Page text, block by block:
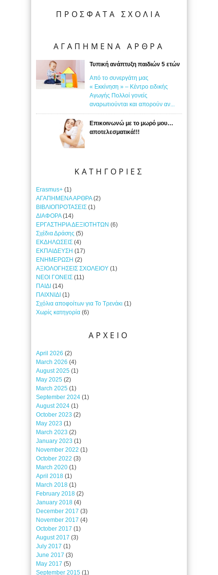
ΠΡΟΣΦΑΤΑ ΣΧΟΛΙΑ
ΑΓΑΠΗΜΕΝΑ ΑΡΘΡΑ
Τυπική ανάπτυξη παιδιών 5 ετών
Από το συνεργάτη μας
« Εκκίνηση » – Κέντρο ειδικής
Αγωγής Πολλοί γονείς
αναρωτιούνται και απορούν αν...
Επικοινωνώ με το μωρό μου…
αποτελεσματικά!!!
ΚΑΤΗΓΟΡΙΕΣ
Erasmus+ (1)
ΑΓΑΠΗΜΕΝΑ ΑΡΘΡΑ(2)
ΒΙΒΛΙΟΠΡΟΤΑΣΕΙΣ (1)
ΔΙΑΦΟΡΑ(14)
ΕΡΓΑΣΤΗΡΙΑ ΔΕΞΙΟΤΗΤΩΝ (6)
Σχέδια Δράσης (5)
ΕΚΔΗΛΩΣΕΙΣ (4)
ΕΚΠΑΙΔΕΥΣΗ (17)
ΕΝΗΜΕΡΩΣΗ (2)
ΑΞΙΟΛΟΓΗΣΕΙΣ ΣΧΟΛΕΙΟΥ (1)
ΝΕΟΙ ΓΟΝΕΙΣ (11)
ΠΑΙΔΙ (14)
ΠΑΙΧΝΙΔΙ (1)
Σχόλια αποφοίτων για Το Τρενάκι (1)
Χωρίς κατηγορία (6)
ΑΡΧΕΙΟ
April 2026 (2)
March 2026 (4)
August 2025 (1)
May 2025 (2)
March 2025 (1)
September 2024 (1)
August 2024 (1)
October 2023 (2)
May 2023 (1)
March 2023 (2)
January 2023 (1)
November 2022 (1)
October 2022 (3)
March 2020 (1)
April 2018 (1)
March 2018 (1)
February 2018 (2)
January 2018 (4)
December 2017 (3)
November 2017 (4)
October 2017 (1)
August 2017 (3)
July 2017 (1)
June 2017 (3)
May 2017 (5)
September 2015 (1)